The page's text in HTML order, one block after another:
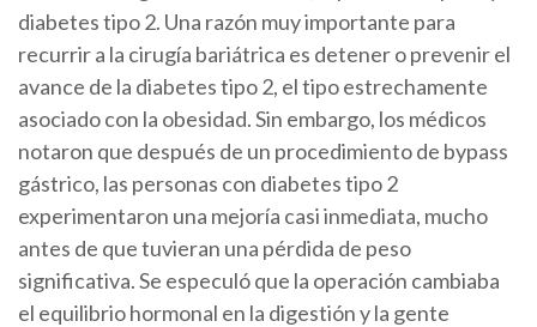
diabetes tipo 2. Una razón muy importante para
recurrir a la cirugía bariátrica es detener o prevenir el
avance de la diabetes tipo 2, el tipo estrechamente
asociado con la obesidad. Sin embargo, los médicos
notaron que después de un procedimiento de bypass
gástrico, las personas con diabetes tipo 2
experimentaron una mejoría casi inmediata, mucho
antes de que tuvieran una pérdida de peso
significativa. Se especuló que la operación cambiaba
el equilibrio hormonal en la digestión y la gente